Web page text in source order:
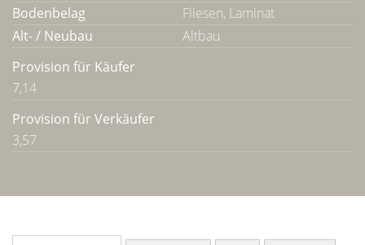
Bodenbelag
Fliesen, Laminat
Alt- / Neubau
Altbau
Provision für Käufer
7,14
Provision für Verkäufer
3,57